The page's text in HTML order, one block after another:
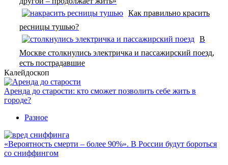
Как правильно красить
ресницы тушью?
В
Москве столкнулись электричка и пассажирский поезд,
есть пострадавшие
Калейдоскоп
Аренда до старости: кто сможет позволить себе жить в
городе?
Разное
«Вероятность смерти – более 90%». В России будут бороться
со сниффингом